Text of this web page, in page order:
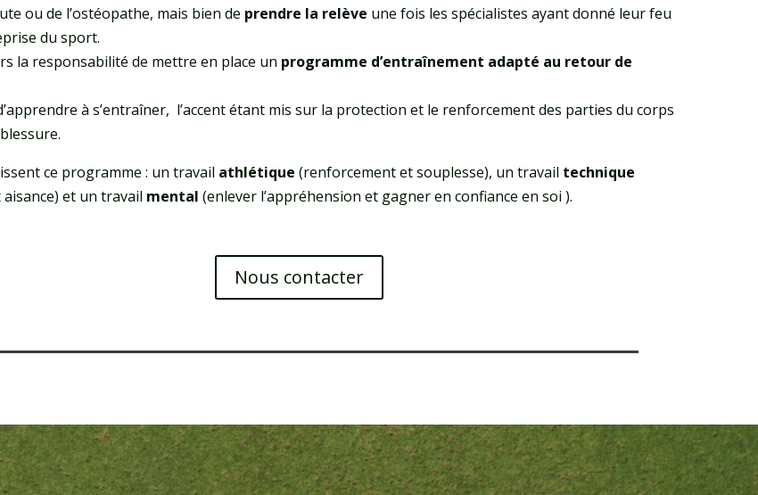
ou de l’ostéopathe, mais bien de prendre la relève une fois les spécialistes ayant donné leur feu
du sport.
la responsabilité de mettre en place un programme d’entraînement adapté au retour de
à s’entraîner, l’accent étant mis sur la protection et le renforcement des parties du corps
ce programme : un travail athlétique (renforcement et souplesse), un travail technique
et un travail mental (enlever l’appréhension et gagner en confiance en soi ).
Nous contacter